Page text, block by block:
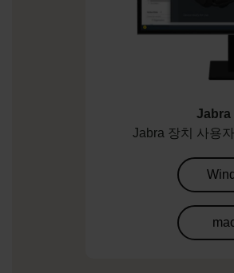
Jabra
Jabra 장치 사용